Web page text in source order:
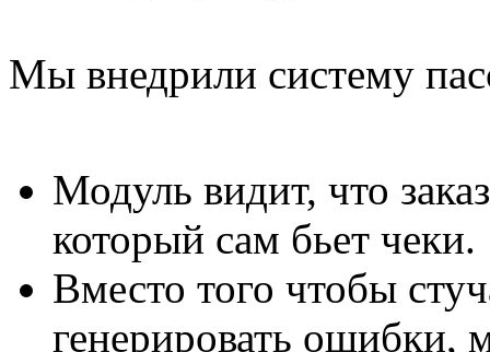
Мы внедрили систему
Модуль видит, что
который сам бьет чеки.
Вместо того чтобы
генерировать ошибки,